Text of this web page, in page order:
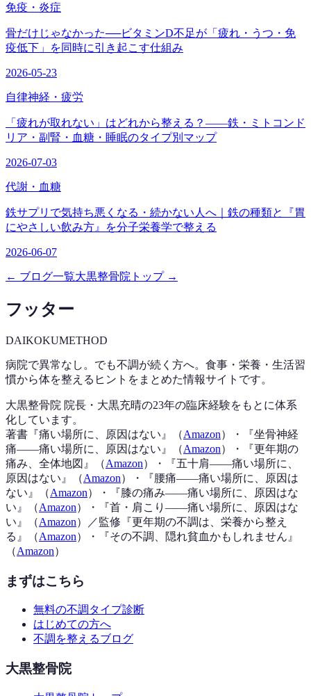
免疫・炎症
骨だけじゃなかった──ビタミンD不足が「疲れ・うつ・免
疫低下」を同時に引き起こす仕組み
2026-05-23
自律神経・疲労
「疲れが取れない」はどれから整える？——鉄・ミトコンド
リア・副腎・血糖・睡眠のタイプ別マップ
2026-07-03
代謝・血糖
鉄サプリで気持ち悪くなる・続かない人へ｜鉄の種類と『胃
にやさしい飲み方』を分子栄養学で整える
2026-06-07
← ブログ一覧大黒整骨院トップ →
フッター
DAIKOKUMETHOD
病院で異常なし。でも不調が続く方へ。食事・栄養・生活習
慣から体を整えるヒントをまとめた情報サイトです。
大黒整骨院 院長・大黒充晴の23年の臨床経験をもとに体系
化しています。
著書『痛い場所に、原因はない 』（Amazon） ・『坐骨神経
痛——痛い場所に、原因はない 』（Amazon） ・『更年期の
痛み、全体地図 』（Amazon） ・『五十肩——痛い場所に、
原因はない 』（Amazon） ・『腰痛——痛い場所に、原因は
ない 』（Amazon） ・『膝の痛み——痛い場所に、原因はな
い 』（Amazon） ・『首・肩こり——痛い場所に、原因はな
い 』（Amazon） ／監修『更年期の不調は、栄養から整え
る 』（Amazon） ・『その不調、隠れ貧血かもしれません 』
（Amazon）
まずはこちら
無料の不調タイプ診断
はじめての方へ
不調を整えるブログ
大黒整骨院